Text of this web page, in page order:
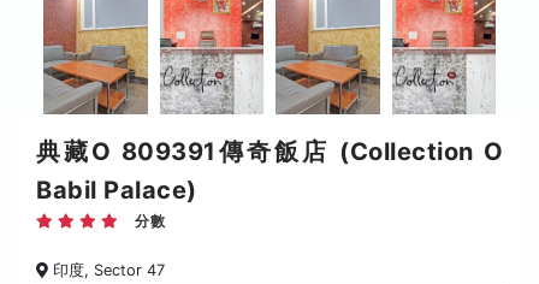
典藏O 809391傳奇飯店 (Collection O
Babil Palace)
分數
印度, Sector 47